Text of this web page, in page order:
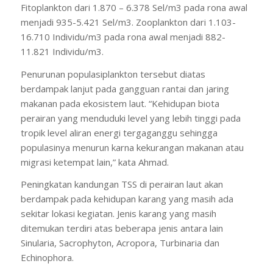
Fitoplankton dari 1.870 – 6.378 Sel/m3 pada rona awal
menjadi 935-5.421 Sel/m3. Zooplankton dari 1.103-
16.710 Individu/m3 pada rona awal menjadi 882-
11.821 Individu/m3.
Penurunan populasiplankton tersebut diatas
berdampak lanjut pada gangguan rantai dan jaring
makanan pada ekosistem laut. “Kehidupan biota
perairan yang menduduki level yang lebih tinggi pada
tropik level aliran energi tergaganggu sehingga
populasinya menurun karna kekurangan makanan atau
migrasi ketempat lain,” kata Ahmad.
Peningkatan kandungan TSS di perairan laut akan
berdampak pada kehidupan karang yang masih ada
sekitar lokasi kegiatan. Jenis karang yang masih
ditemukan terdiri atas beberapa jenis antara lain
Sinularia, Sacrophyton, Acropora, Turbinaria dan
Echinophora.